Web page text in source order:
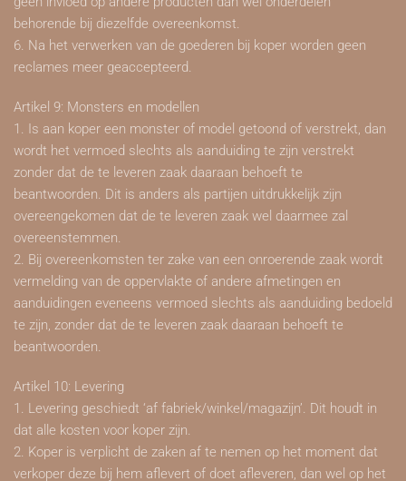
behorende bij diezelfde overeenkomst.
6. Na het verwerken van de goederen bij koper worden geen
reclames meer geaccepteerd.
Artikel 9: Monsters en modellen
1. Is aan koper een monster of model getoond of verstrekt, dan
wordt het vermoed slechts als aanduiding te zijn verstrekt
zonder dat de te leveren zaak daaraan behoeft te
beantwoorden. Dit is anders als partijen uitdrukkelijk zijn
overeengekomen dat de te leveren zaak wel daarmee zal
overeenstemmen.
2. Bij overeenkomsten ter zake van een onroerende zaak wordt
vermelding van de oppervlakte of andere afmetingen en
aanduidingen eveneens vermoed slechts als aanduiding bedoeld
te zijn, zonder dat de te leveren zaak daaraan behoeft te
beantwoorden.
Artikel 10: Levering
1. Levering geschiedt ‘af fabriek/winkel/magazijn’. Dit houdt in
dat alle kosten voor koper zijn.
2. Koper is verplicht de zaken af te nemen op het moment dat
verkoper deze bij hem aflevert of doet afleveren, dan wel op het